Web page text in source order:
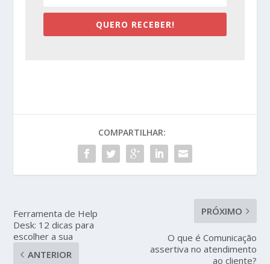
QUERO RECEBER!
COMPARTILHAR:
Ferramenta de Help
Desk: 12 dicas para
escolher a sua
ANTERIOR
PRÓXIMO
O que é Comunicação
assertiva no atendimento
ao cliente?